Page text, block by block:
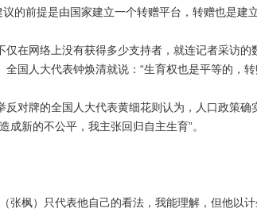
议的前提是由国家建立一个转赠平台，转赠也是建
网络上没有获得多少支持者，就连记者采访的
全国人大代表钟焕清就说：“生育权也是平等的，
牌的全国人大代表黄细花则认为，人口政策确
成新的不公平，我主张回归自主生育”。
枫）只代表他自己的看法，我能理解，但他以计